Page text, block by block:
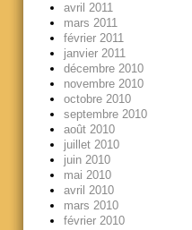
avril 2011
mars 2011
février 2011
janvier 2011
décembre 2010
novembre 2010
octobre 2010
septembre 2010
août 2010
juillet 2010
juin 2010
mai 2010
avril 2010
mars 2010
février 2010